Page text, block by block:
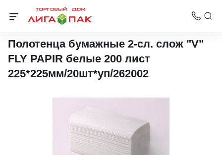
Бумажные полотенца для диспенсеров
Полотенца бумажные 2-сл. слож "V"
FLY PAPIR белые 200 лист
225*225мм/20шт*уп/262002